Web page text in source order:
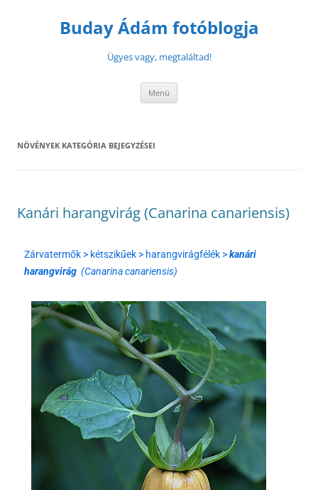
Buday Ádám fotóblogja
Ügyes vagy, megtaláltad!
Menü
NÖVÉNYEK KATEGÓRIA BEJEGYZÉSEI
Kanári harangvirág (Canarina canariensis)
Zárvatermők > kétszikűek > harangvirágfélék >kanári
harangvirág (Canarina canariensis)